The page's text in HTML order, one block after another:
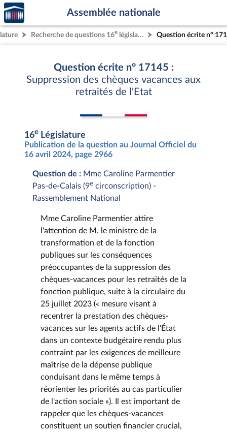
Aller au contenu
Aller en bas de la page
Accèder
à la
page
d'accueil
Assemblée nationale
Recherche de questions 16e législature Question écrite n°
Question écrite n° 17145 :
Suppression des chèques vacances aux
retraités de l'Etat
16e Législature
Publication de la question au Journal Officiel du
16 avril 2024, page 2966
Question de : Mme Caroline Parmentier
Pas-de-Calais (9e circonscription) -
Rassemblement National
Mme Caroline Parmentier attire
l'attention de M. le ministre de la
transformation et de la fonction
publiques sur les conséquences
préoccupantes de la suppression des
chèques-vacances pour les retraités de la
fonction publique, suite à la circulaire du
25 juillet 2023 (« mesure visant à
recentrer la prestation des chèques-
vacances sur les agents actifs de l'État
dans un contexte budgétaire rendu plus
contraint par les exigences de meilleure
maîtrise de la dépense publique
conduisant dans le même temps à
réorienter les priorités au cas particulier
de l'action sociale »). Il est important de
rappeler que les chèques-vacances
constituent un soutien financier crucial,